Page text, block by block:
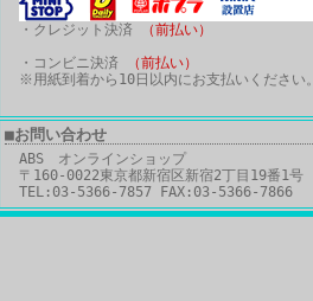
・クレジット決済
（前払い）
・コンビニ決済
（前払い）
※用紙到着から10日以内にお支払いください。
■お問い合わせ
ABS オンラインショップ
〒160-0022東京都新宿区新宿2丁目19番1号
TEL:03-5366-7857 FAX:03-5366-7866